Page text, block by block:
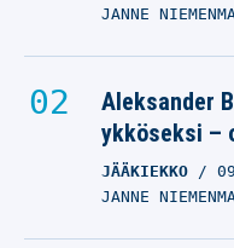
JANNE
Aleksander
ykköseksi –
JÄÄKIEKKO
JANNE